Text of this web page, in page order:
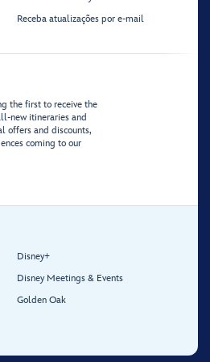
Receba atualizações por e-mail
the first to receive the
new itineraries and
offers and discounts,
coming to our
Disney+
Disney Meetings & Events
Golden Oak